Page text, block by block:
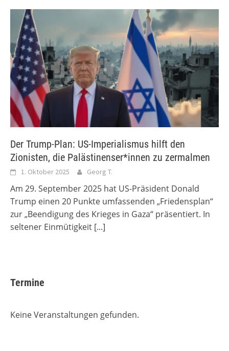
Der Trump-Plan: US-Imperialismus hilft den
Zionisten, die Palästinenser*innen zu zermalmen
1. Oktober 2025 Georg T.
Am 29. September 2025 hat US-Präsident Donald
Trump einen 20 Punkte umfassenden „Friedensplan“
zur „Beendigung des Krieges in Gaza“ präsentiert. In
seltener Einmütigkeit [...]
Termine
Keine Veranstaltungen gefunden.